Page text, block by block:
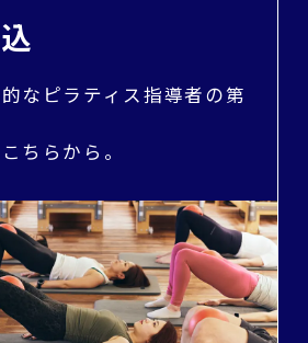
なピラティス指導者の第
ちらから。